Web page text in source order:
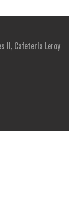
II, Cafetería Leroy